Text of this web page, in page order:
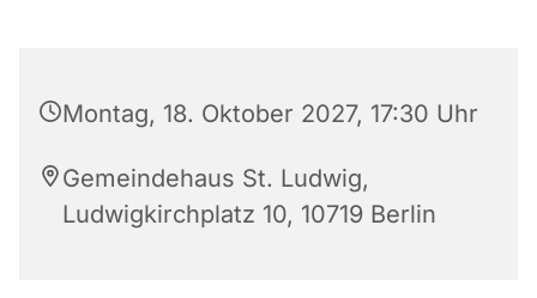
Montag, 18. Oktober 2027, 17:30 Uhr
Gemeindehaus St. Ludwig,
Ludwigkirchplatz 10, 10719 Berlin